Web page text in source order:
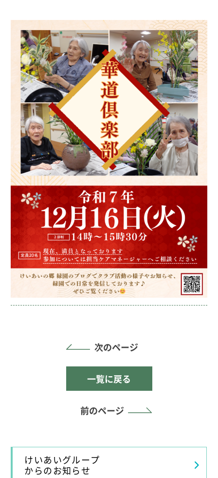
次のページ
一覧に戻る
前のページ
けいあいグループ
からのお知らせ